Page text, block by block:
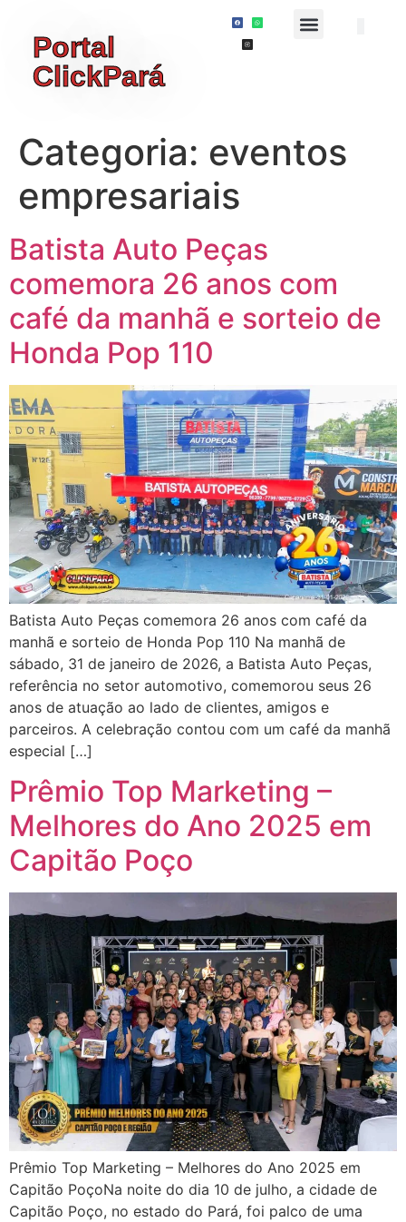
Portal
ClickPará
Categoria: eventos
empresariais
Batista Auto Peças
comemora 26 anos com
café da manhã e sorteio de
Honda Pop 110
Batista Auto Peças comemora 26 anos com café da
manhã e sorteio de Honda Pop 110 Na manhã de
sábado, 31 de janeiro de 2026, a Batista Auto Peças,
referência no setor automotivo, comemorou seus 26
anos de atuação ao lado de clientes, amigos e
parceiros. A celebração contou com um café da manhã
especial […]
Prêmio Top Marketing –
Melhores do Ano 2025 em
Capitão Poço
Prêmio Top Marketing – Melhores do Ano 2025 em
Capitão PoçoNa noite do dia 10 de julho, a cidade de
Capitão Poço, no estado do Pará, foi palco de uma